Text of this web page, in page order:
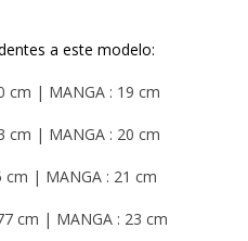
a este modelo:
cm | MANGA : 19 cm
cm | MANGA : 20 cm
cm | MANGA : 21 cm
cm | MANGA : 23 cm